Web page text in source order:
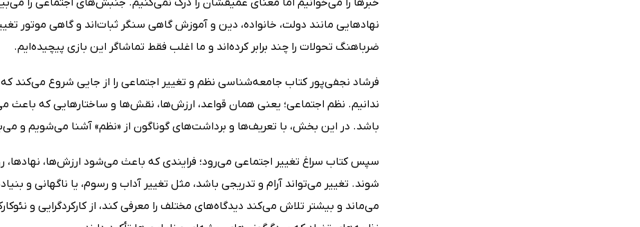
نهادهایی مانند دولت، خانواده، دین و آموزش گاهی سنگر ثبات‌اند و گاهی موتور
ضرباهنگ تحولات را چند برابر کرده‌اند و ما اغلب فقط تماشاگر این بازی پیچیده‌ایم.
فرشاد نجفی‌پور کتاب جامعه‌شناسی نظم و تغییر اجتماعی را از جایی شروع می‌کند
ندانیم. نظم اجتماعی؛ یعنی همان قواعد، ارزش‌ها، نقش‌ها و ساختارهایی که باعث
باشد. در این بخش، با تعریف‌ها و برداشت‌های گوناگون از «نظم» آشنا می‌شویم و
سپس کتاب سراغ تغییر اجتماعی می‌رود؛ فرایندی که باعث می‌شود ارزش‌ها،
شوند. تغییر می‌تواند آرام و تدریجی باشد، مثل تغییر آداب و رسوم، یا ناگهانی و
می‌ماند و بیشتر تلاش می‌کند دیدگاه‌های مختلف را معرفی کند، از کارکردگرایی و